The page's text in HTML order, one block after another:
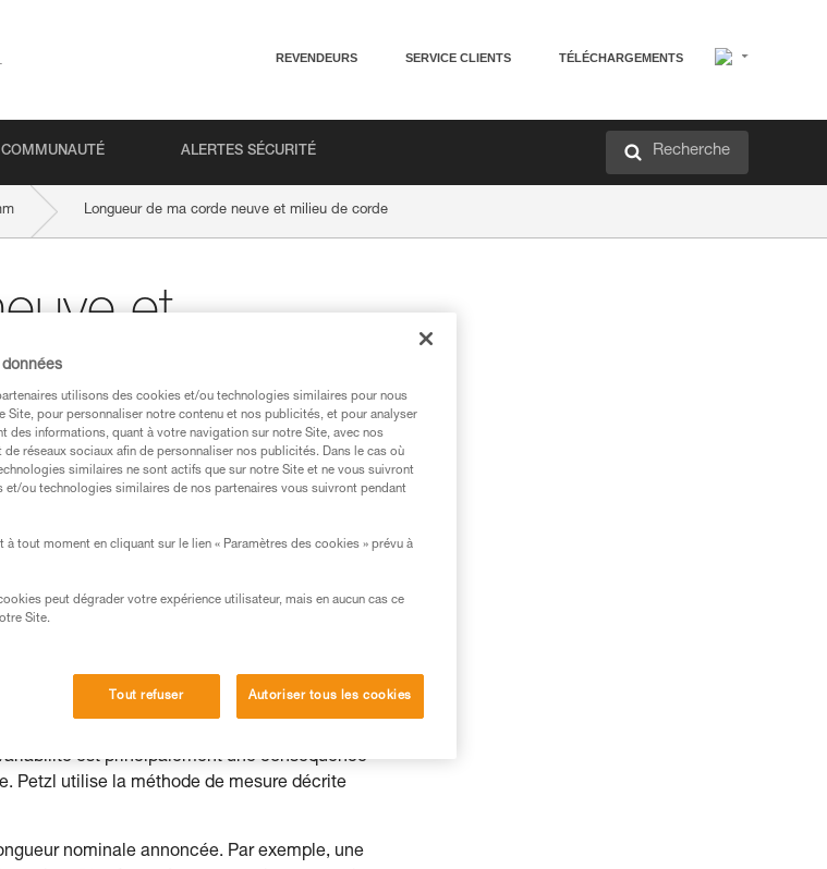
REVENDEURS SERVICE CLIENTS TÉLÉCHARGEMENTS
COMMUNAUTÉ ALERTES SÉCURITÉ Recherche
Longueur de ma corde neuve et milieu de corde
et
dans ce conseil avant de le
technique pour pouvoir
spécifique. Validez avec
toute sécurité, avant de la
Il peut en exister d’autres que
est principalement une conséquence
Petzl utilise la méthode de mesure décrite
nominale annoncée. Par exemple, une
utilisons des cookies et/ou technologies similaires pour nous
Site, pour personnaliser notre contenu et nos publicités, et pour analyser
des informations, quant à votre navigation sur notre Site, avec nos
réseaux sociaux afin de personnaliser nos publicités. Dans le cas où
similaires ne sont actifs que sur notre Site et ne vous suivront
et/ou technologies similaires de nos partenaires vous suivront pendant
à tout moment en cliquant sur le lien « Paramètres des cookies » prévu à
peut dégrader votre expérience utilisateur, mais en aucun cas ce
Site.
Tout refuser Autoriser tous les cookies